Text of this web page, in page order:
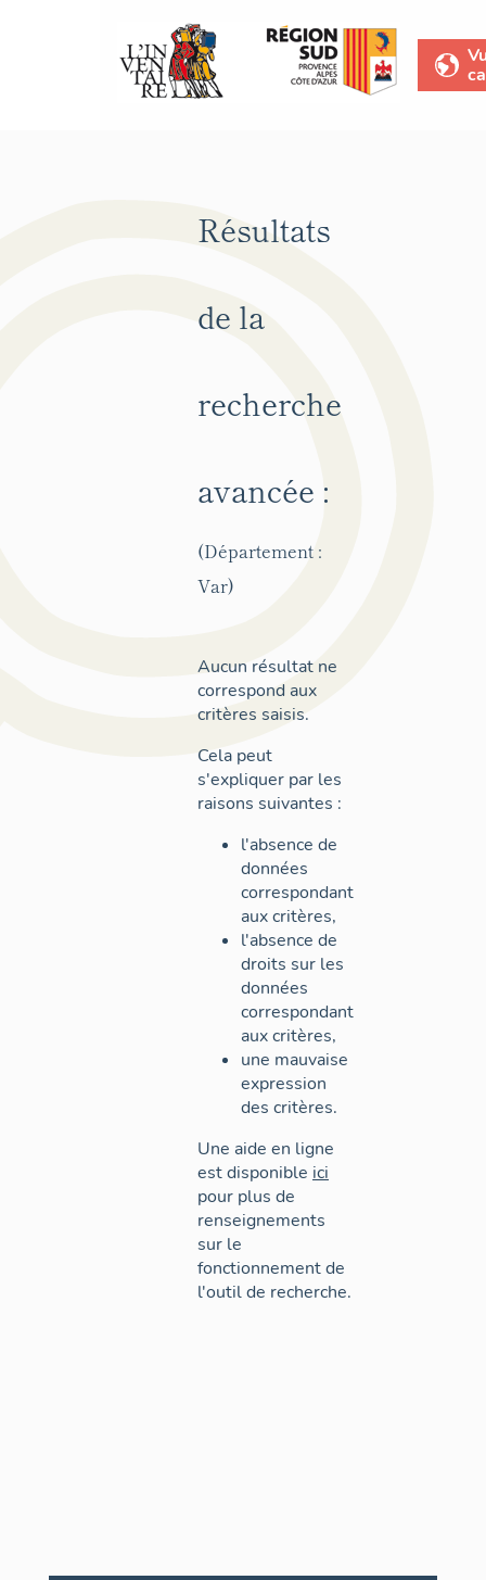
Résultats
de la
recherche
avancée :
(Département :
Var)
Aucun résultat ne
correspond aux
critères saisis.
Cela peut
s'expliquer par les
raisons suivantes :
l'absence de
données
correspondant
aux critères,
l'absence de
droits sur les
données
correspondant
aux critères,
une mauvaise
expression
des critères.
Une aide en ligne
est disponible ici
pour plus de
renseignements
sur le
fonctionnement de
l'outil de recherche.